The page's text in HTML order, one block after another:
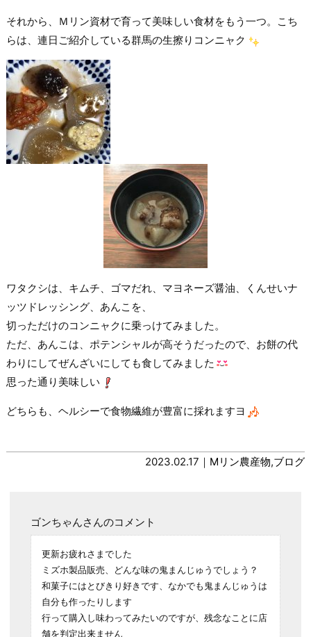
それから、Ｍリン資材で育って美味しい食材をもう一つ。こち
らは、連日ご紹介している群馬の生擦りコンニャク
ワタクシは、キムチ、ゴマだれ、マヨネーズ醤油、くんせいナ
ッツドレッシング、あんこを、
切っただけのコンニャクに乗っけてみました。
ただ、あんこは、ポテンシャルが高そうだったので、お餅の代
わりにしてぜんざいにしても食してみました
思った通り美味しい
どちらも、ヘルシーで食物繊維が豊富に採れますヨ
2023.02.17｜ Mリン農産物,ブログ
ゴンちゃんさんのコメント
更新お疲れさまでした
ミズホ製品販売、どんな味の鬼まんじゅうでしょう？
和菓子にはとびきり好きです、なかでも鬼まんじゅうは
自分も作ったりします
行って購入し味わってみたいのですが、残念なことに店
舗を判定出来ません